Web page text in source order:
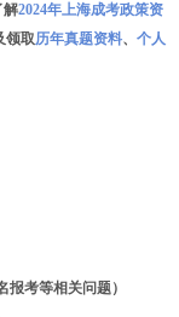
解2024年上海成考政策资
领取历年真题资料、 个人
考等相关问题）